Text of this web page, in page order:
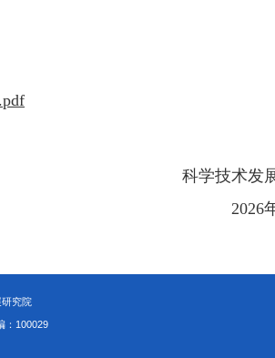
科学技术发
2026
究院
：100029